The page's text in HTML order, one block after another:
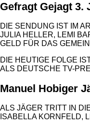
Gefragt Gejagt 3.
DIE SENDUNG IST IM
ULIA HELLER, LEMI
ELD FÜR DAS
DIE HEUTIGE FOLGE
ALS DEUTSCHE TV-
Manuel Hobiger
ALS JÄGER TRITT IN
ISABELLA KORNFELD,